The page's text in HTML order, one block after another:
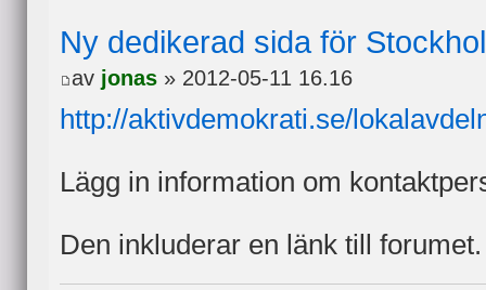
Ny dedikerad sida för
av jonas » 2012-05-11 16.16
http://aktivdemokrati.se/
Lägg in information om
Den inkluderar en länk till forumet.